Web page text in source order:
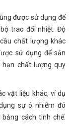
được sử dụng để
trao đổi nhiệt. Độ
chất lượng khác
sử dụng để sản
hạn chất lượng quy
vật liệu khác, ví dụ
sự ô nhiễm đó
cách tinh chế.